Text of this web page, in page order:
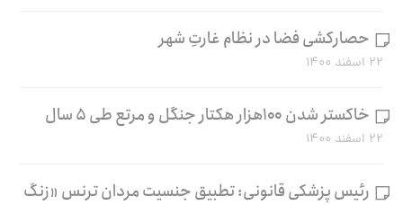
حصارکشی فضا در نظام غارتِ شهر
۲۲ اسفند ۱۴۰۰
خاکستر شدن ۱۰۰هزار هکتار جنگل و مرتع طی ۵ سال
۲۲ اسفند ۱۴۰۰
رئیس پزشکی قانونی: تطبیق جنسیت مردان ترنس «زنگ